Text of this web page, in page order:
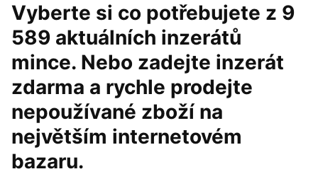
Vyberte si co potřebujete z 9
589 aktuálních inzerátů
mince. Nebo zadejte inzerát
zdarma a rychle prodejte
nepoužívané zboží na
největším internetovém
bazaru.